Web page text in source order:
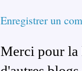
Enregistrer un
Merci pour la